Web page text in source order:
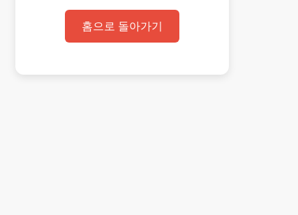
홈으로 돌아가기